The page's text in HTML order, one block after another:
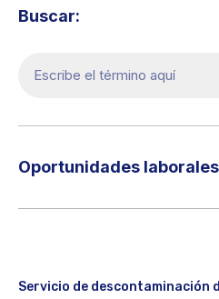
Buscar:
Oportunidades
Servicio de descontaminación